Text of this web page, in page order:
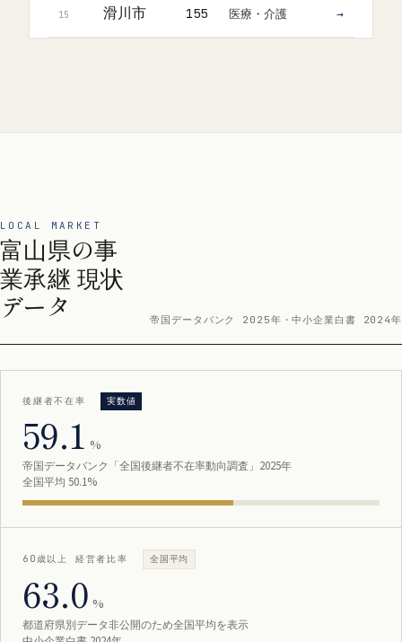
15 滑川市 155 医療・介護 →
LOCAL MARKET
富山県の事
業承継 現状
データ
帝国データバンク 2025年・中小企業白書 2024年
後継者不在率 実数値
59.1 %
帝国データバンク「全国後継者不在率動向調査」2025年
全国平均 50.1%
60歳以上 経営者比率 全国平均
63.0 %
都道府県別データ非公開のため全国平均を表示